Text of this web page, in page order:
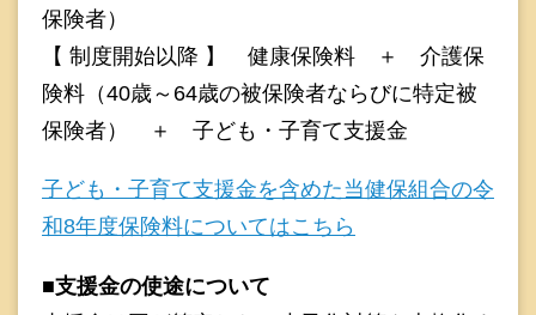
保険者）
【 制度開始以降 】 健康保険料 ＋ 介護保
険料（40歳～64歳の被保険者ならびに特定被
保険者） ＋ 子ども・子育て支援金
子ども・子育て支援金を含めた当健保組合の令
和8年度保険料についてはこちら
■支援金の使途について